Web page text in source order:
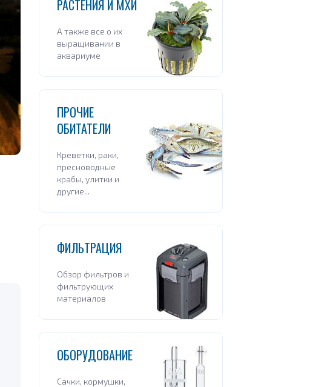
РАСТЕНИЯ И МХИ
А также все о их
выращивании в
аквариуме
ПРОЧИЕ
ОБИТАТЕЛИ
Креветки, раки,
пресноводные
крабы, улитки и
другие...
ФИЛЬТРАЦИЯ
Обзор фильтров и
фильтрующих
материалов
ОБОРУДОВАНИЕ
Сачки, кормушки,